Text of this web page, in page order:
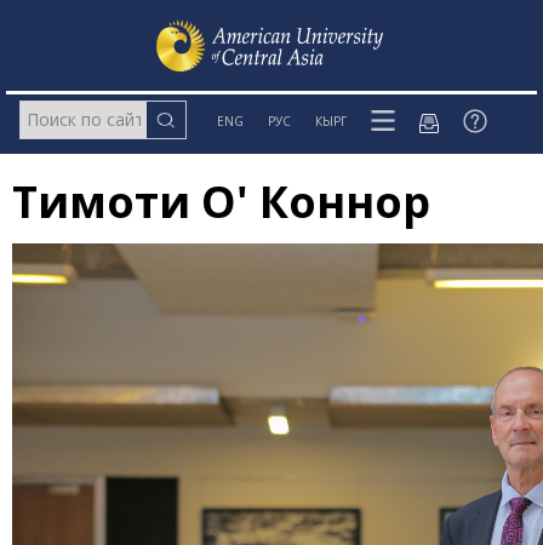
ENG РУС КЫРГ
Тимоти О' Коннор